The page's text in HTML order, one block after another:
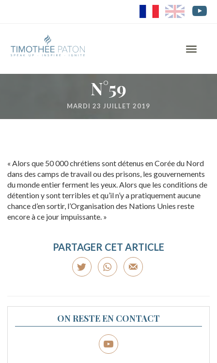
EN
Toggle
N°59
MARDI 23 JUILLET 2019
« Alors que 50 000 chrétiens sont détenus en Corée du Nord
dans des camps de travail ou des prisons, les gouvernements
du monde entier ferment les yeux. Alors que les conditions de
détention y sont terribles et qu’il n’y a pratiquement aucune
chance d’en sortir, l’Organisation des Nations Unies reste
encore à ce jour impuissante. »
PARTAGER CET ARTICLE
ON RESTE EN CONTACT